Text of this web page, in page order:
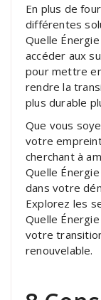
En plus de
différentes
Quelle
accéder aux
pour mettre
rendre la
plus durable
Que vous
votre
cherchant à
Quelle
dans votre
Explorez les
Quelle
votre
renouvelable.